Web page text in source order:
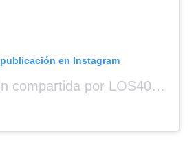
en Instagram
Una publicación compartida por LOS40 Panamá (@los40panama)